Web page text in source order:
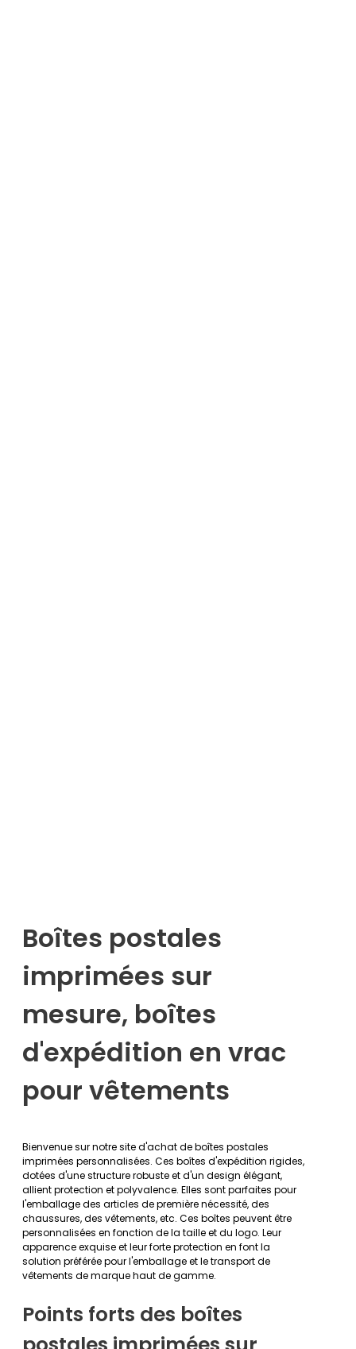
Boîtes postales
imprimées sur
mesure, boîtes
d'expédition en vrac
pour vêtements
Bienvenue sur notre site d'achat de boîtes postales
imprimées personnalisées. Ces boîtes d'expédition rigides,
dotées d'une structure robuste et d'un design élégant,
allient protection et polyvalence. Elles sont parfaites pour
l'emballage des articles de première nécessité, des
chaussures, des vêtements, etc. Ces boîtes peuvent être
personnalisées en fonction de la taille et du logo. Leur
apparence exquise et leur forte protection en font la
solution préférée pour l'emballage et le transport de
vêtements de marque haut de gamme.
Points forts des boîtes